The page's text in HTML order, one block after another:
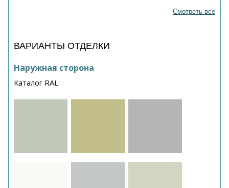
Смотреть все
ВАРИАНТЫ ОТДЕЛКИ
Наружная сторона
Каталог RAL